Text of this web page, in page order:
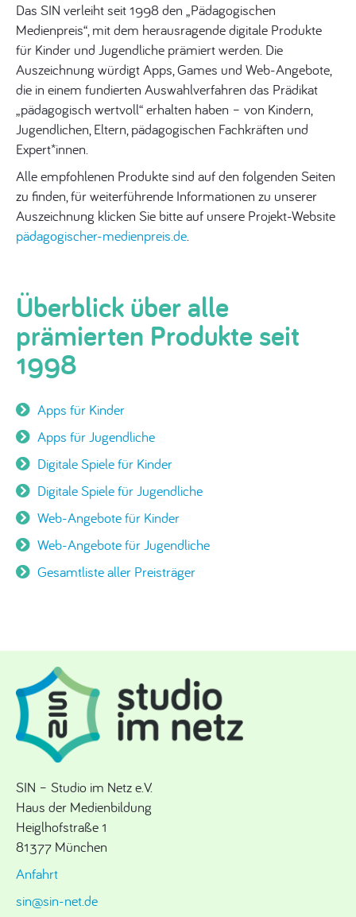
Das SIN verleiht seit 1998 den „Pädagogischen
Medienpreis“, mit dem herausragende digitale Produkte
für Kinder und Jugendliche prämiert werden. Die
Auszeichnung würdigt Apps, Games und Web-Angebote,
die in einem fundierten Auswahlverfahren das Prädikat
„pädagogisch wertvoll“ erhalten haben – von Kindern,
Jugendlichen, Eltern, pädagogischen Fachkräften und
Expert*innen.
Alle empfohlenen Produkte sind auf den folgenden Seiten
zu finden, für weiterführende Informationen zu unserer
Auszeichnung klicken Sie bitte auf unsere Projekt-Website
pädagogischer-medienpreis.de.
Überblick über alle
prämierten Produkte seit
1998
Apps für Kinder
Apps für Jugendliche
Digitale Spiele für Kinder
Digitale Spiele für Jugendliche
Web-Angebote für Kinder
Web-Angebote für Jugendliche
Gesamtliste aller Preisträger
SIN – Studio im Netz e.V.
Haus der Medienbildung
Heiglhofstraße 1
81377 München
Anfahrt
sin@sin-net.de